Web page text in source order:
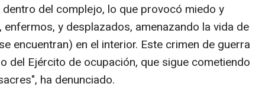
del complejo, lo que provocó miedo y
y desplazados, amenazando la vida de
encuentran) en el interior. Este crimen de guerra
del Ejército de ocupación, que sigue cometiendo
ha denunciado.